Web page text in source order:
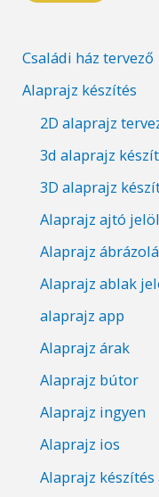
Családi ház tervező
Alaprajz készítés
2D alaprajz
3d alaprajz
3D alaprajz
Alaprajz ajtó
Alaprajz
Alaprajz ablak
alaprajz app
Alaprajz árak
Alaprajz bútor
Alaprajz ingyen
Alaprajz ios
Alaprajz készítés